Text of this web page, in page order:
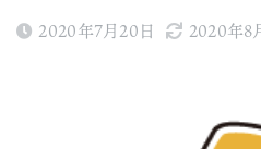
2020年7月20日 2020年8